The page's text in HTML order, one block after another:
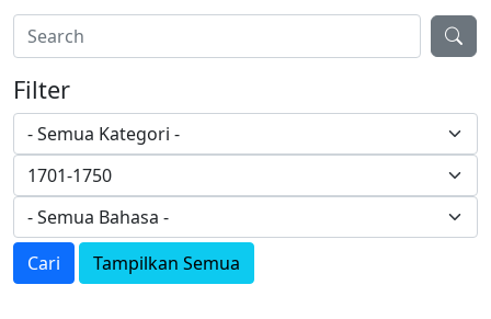
Filter
Cari Tampilkan Semua